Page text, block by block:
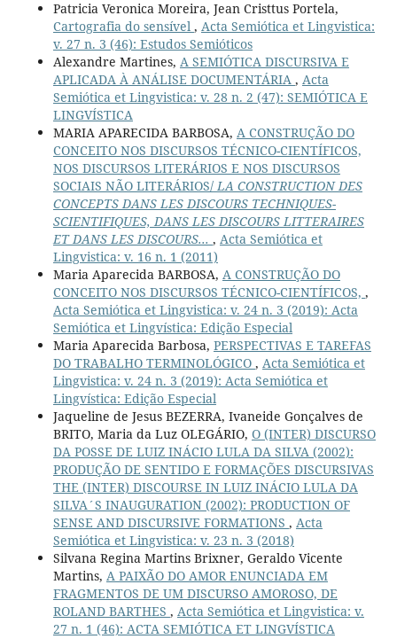
Patricia Veronica Moreira, Jean Cristtus Portela,
Cartografia do sensível , Acta Semiótica et Lingvistica:
v. 27 n. 3 (46): Estudos Semióticos
Alexandre Martines, A SEMIÓTICA DISCURSIVA E
APLICADA À ANÁLISE DOCUMENTÁRIA , Acta
Semiótica et Lingvistica: v. 28 n. 2 (47): SEMIÓTICA E
LINGVÍSTICA
MARIA APARECIDA BARBOSA, A CONSTRUÇÃO DO
CONCEITO NOS DISCURSOS TÉCNICO-CIENTÍFICOS,
NOS DISCURSOS LITERÁRIOS E NOS DISCURSOS
SOCIAIS NÃO LITERÁRIOS/LA CONSTRUCTION DES
CONCEPTS DANS LES DISCOURS TECHNIQUES-
SCIENTIFIQUES, DANS LES DISCOURS LITTERAIRES
ET DANS LES DISCOURS... , Acta Semiótica et
Lingvistica: v. 16 n. 1 (2011)
Maria Aparecida BARBOSA, A CONSTRUÇÃO DO
CONCEITO NOS DISCURSOS TÉCNICO-CIENTÍFICOS, ,
Acta Semiótica et Lingvistica: v. 24 n. 3 (2019): Acta
Semiótica et Lingvística: Edição Especial
Maria Aparecida Barbosa, PERSPECTIVAS E TAREFAS
DO TRABALHO TERMINOLÓGICO , Acta Semiótica et
Lingvistica: v. 24 n. 3 (2019): Acta Semiótica et
Lingvística: Edição Especial
Jaqueline de Jesus BEZERRA, Ivaneide Gonçalves de
BRITO, Maria da Luz OLEGÁRIO, O (INTER) DISCURSO
DA POSSE DE LUIZ INÁCIO LULA DA SILVA (2002):
PRODUÇÃO DE SENTIDO E FORMAÇÕES DISCURSIVAS
THE (INTER) DISCOURSE IN LUIZ INÁCIO LULA DA
SILVA´S INAUGURATION (2002): PRODUCTION OF
SENSE AND DISCURSIVE FORMATIONS , Acta
Semiótica et Lingvistica: v. 23 n. 3 (2018)
Silvana Regina Martins Brixner, Geraldo Vicente
Martins, A PAIXÃO DO AMOR ENUNCIADA EM
FRAGMENTOS DE UM DISCURSO AMOROSO, DE
ROLAND BARTHES , Acta Semiótica et Lingvistica: v.
27 n. 1 (46): ACTA SEMIÓTICA ET LINGVÍSTICA